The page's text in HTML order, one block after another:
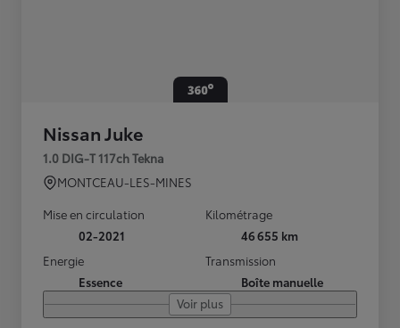
Nissan Juke
1.0 DIG-T 117ch Tekna
MONTCEAU-LES-MINES
Mise en circulation
02-2021
Kilométrage
46 655 km
Energie
Essence
Transmission
Boîte manuelle
Voir plus